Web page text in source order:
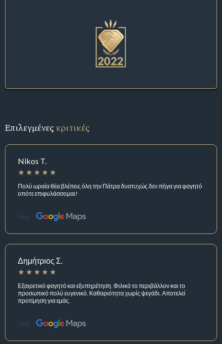
Επιλεγμένεςκριτικές
Nikos T.
Πολύ ωραία θέα βλέπεις όλη την Πάτρα δυστυχώς δεν πήγα για φαγητό
οπότε επιφυλάσσομαι!
Πηγή:
Δημήτριος Σ.
Εξαιρετικό φαγητό και εξυπηρέτηση. Φιλικό το περιβάλλον και το
προσωπικό πολύ ευγενικό. Καθαριότητα χωρίς ψεγάδι. Αποτελεί
προτίμηση για εμάς.
Πηγή: